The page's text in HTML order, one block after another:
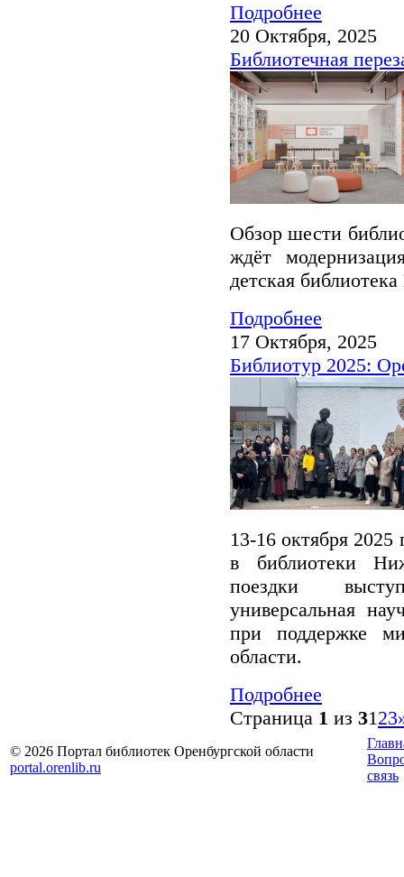
Подробнее
20 Октября, 2025
Библиотечная
Обзор шести
ждёт
детская
Подробнее
17 Октября, 2025
Библиотур 2025:
13-16 октября 2025
в библиотеки
поездки
универсальная
при поддержке
области.
Подробнее
Страница 1 из 3123
© 2026 Портал библиотек Оренбургской области
portal.orenlib.ru
связь